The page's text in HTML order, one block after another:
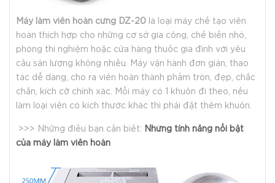
Máy làm viên hoàn cứng DZ-20
là loại máy chế tạo viên
hoàn thích hợp cho những cơ sở gia công, chế biến nhỏ,
phòng thí nghiệm hoặc cửa hàng thuốc gia đình với yêu
cầu sản lượng không nhiều. Máy vận hành đơn giản, thao
tác dễ dàng, cho ra viên hoàn thành phẩm tròn, đẹp, chắc
chắn, kích cỡ chính xác. Mỗi máy có 1 khuôn đi theo, nếu
làm loại viên có kích thước khác thì phải đặt thêm khuôn.
>>> Những điều bạn cần biết:
Những tính năng nổi bật
của máy làm viên hoàn